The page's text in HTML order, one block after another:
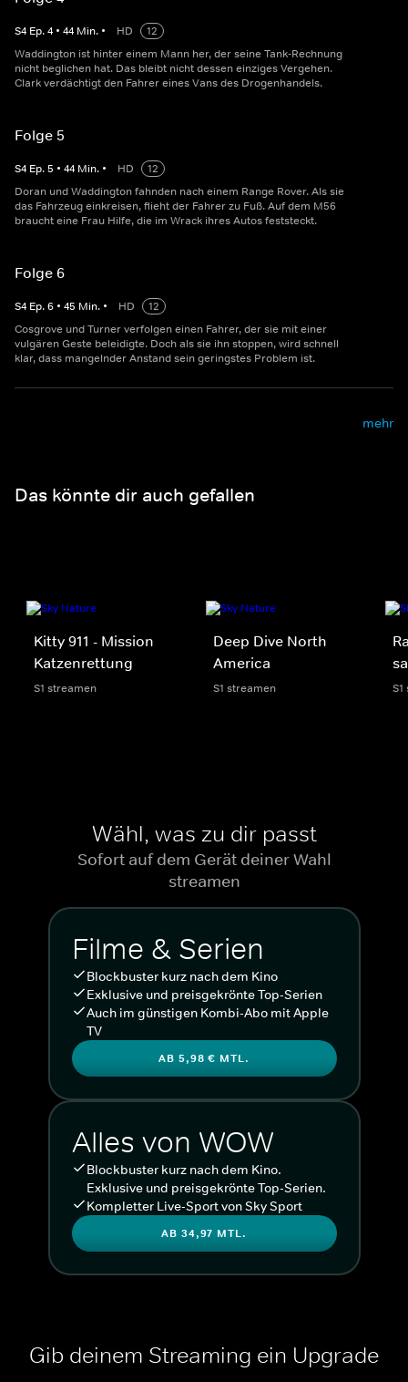
S4 Ep.4 • 44 Min. • HD
12
Waddington ist hinter einem Mann her, der seine Tank-Rechnung
nicht beglichen hat. Das bleibt nicht dessen einziges Vergehen.
Clark verdächtigt den Fahrer eines Vans des Drogenhandels.
Folge 5
S4 Ep.5 • 44 Min. • HD
12
Doran und Waddington fahnden nach einem Range Rover. Als sie
das Fahrzeug einkreisen, flieht der Fahrer zu Fuß. Auf dem M56
braucht eine Frau Hilfe, die im Wrack ihres Autos feststeckt.
Folge 6
S4 Ep.6 • 45 Min. • HD
12
Cosgrove und Turner verfolgen einen Fahrer, der sie mit einer
vulgären Geste beleidigte. Doch als sie ihn stoppen, wird schnell
klar, dass mangelnder Anstand sein geringstes Problem ist.
mehr
Das könnte dir auch gefallen
Kitty 911 - Mission
Katzenrettung
S1 streamen
Deep Dive North
America
S1 streamen
Wähl, was zu dir passt
Sofort auf dem Gerät deiner Wahl
streamen
Filme & Serien
Blockbuster kurz nach dem Kino
Exklusive und preisgekrönte Top-Serien
Auch im günstigen Kombi-Abo mit Apple
TV
AB 5,98 € MTL.
Alles von WOW
Blockbuster kurz nach dem Kino.
Exklusive und preisgekrönte Top-Serien.
Kompletter Live-Sport von Sky Sport
AB 34,97 MTL.
Gib deinem Streaming ein Upgrade